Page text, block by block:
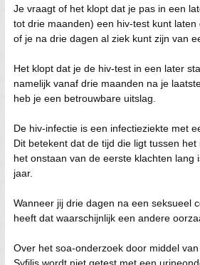
Je vraagt of het klopt dat je pas in een
tot drie maanden) een hiv-test kunt laten
of je na drie dagen al ziek kunt zijn van
Het klopt dat je de hiv-test in een later
namelijk vanaf drie maanden na je
heb je een betrouwbare uitslag.
De hiv-infectie is een infectieziekte met
Dit betekent dat de tijd die ligt tussen
het onstaan van de eerste klachten lang
jaar.
Wanneer jij drie dagen na een seksueel
heeft dat waarschijnlijk een andere
Over het soa-onderzoek door middel